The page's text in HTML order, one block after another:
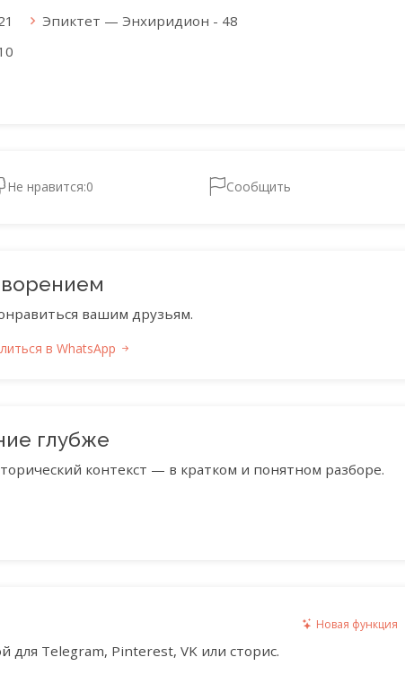
Эпиктет — Энхиридион - 48
Не нравится:0 Сообщить
вашим друзьям.
в WhatsApp
глубже
контекст — в кратком и понятном разборе.
Новая функция
для Telegram, Pinterest, VK или сторис.